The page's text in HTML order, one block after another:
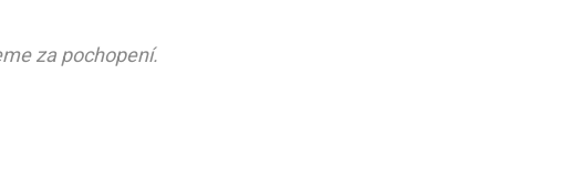
za pochopení.